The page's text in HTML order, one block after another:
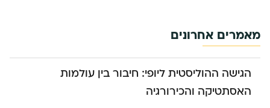
מאמרים אחרונים
הגישה ההוליסטית ליופי: חיבור בין עולמות
האסתטיקה והכירורגיה